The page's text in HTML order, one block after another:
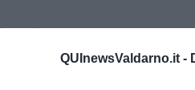
QUInewsValdarno.it -
non servono.